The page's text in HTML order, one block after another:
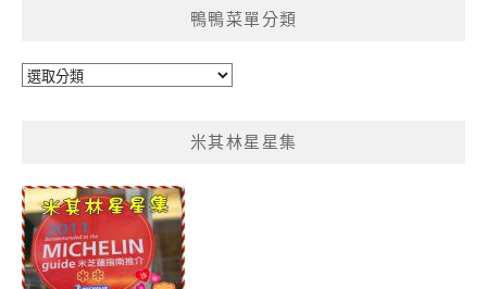
鴨鴨菜單分類
鴨
類
米其林星星集